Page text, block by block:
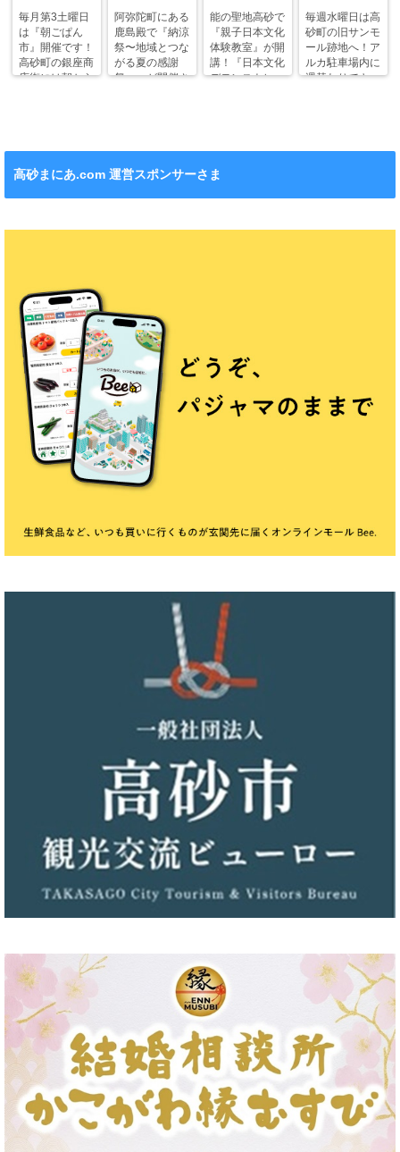
毎月第3土曜日
は『朝ごぱん
市』開催です！
高砂町の銀座商
店街には朝から
阿弥陀町にある
鹿島殿で『納涼
祭〜地域とつな
がる夏の感謝
祭〜』が開催さ
能の聖地高砂で
『親子日本文化
体験教室』が開
講！『日本文化
デモンストレー
毎週水曜日は高
砂町の旧サンモ
ール跡地へ！ア
ルカ駐車場内に
週替わりでキッ
高砂まにあ.com 運営スポンサーさま